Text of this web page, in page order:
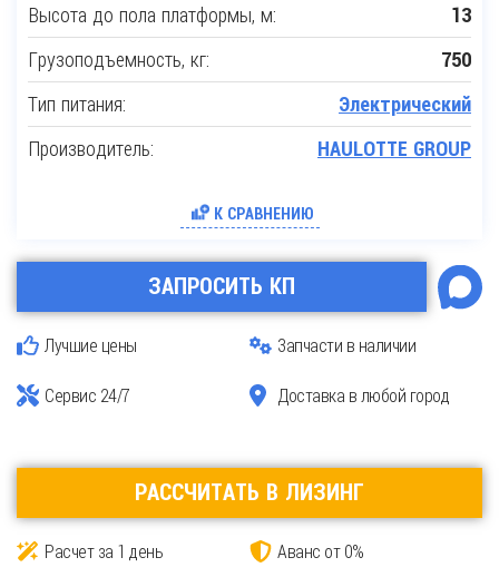
Высота до пола платформы, м: 13
Грузоподъемность, кг: 750
Тип питания: Электрический
Производитель: HAULOTTE GROUP
К СРАВНЕНИЮ
ЗАПРОСИТЬ КП
Лучшие цены Запчасти в наличии
Сервис 24/7 Доставка в любой город
РАССЧИТАТЬ В ЛИЗИНГ
Расчет за 1 день Аванс от 0%